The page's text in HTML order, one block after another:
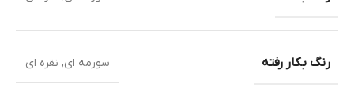
رنگ بکار رفته سورمه ای, نقره ای